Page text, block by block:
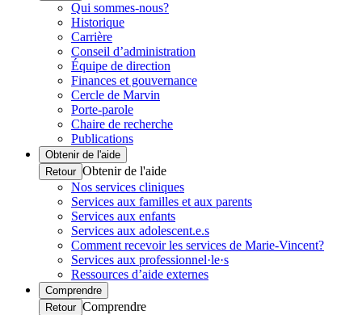
Qui sommes-nous?
Historique
Carrière
Conseil d’administration
Équipe de direction
Finances et gouvernance
Cercle de Marvin
Porte-parole
Chaire de recherche
Publications
Obtenir de l'aide
Retour Obtenir de l'aide
Nos services cliniques
Services aux familles et aux parents
Services aux enfants
Services aux adolescent.e.s
Comment recevoir les services de Marie-Vincent?
Services aux professionnel·le·s
Ressources d’aide externes
Comprendre
Retour Comprendre